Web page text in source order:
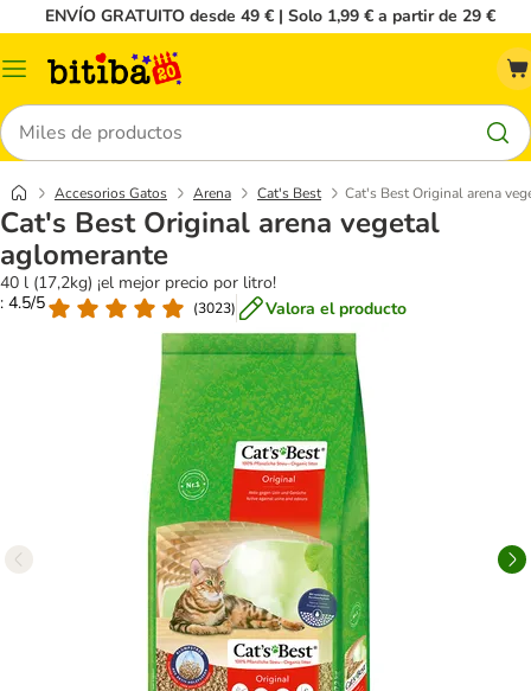
ENVÍO GRATUITO desde 49 € | Solo 1,99 € a partir de 29 €
Menú
Buscar
Accesorios Gatos Arena Cat's Best Cat's Best Original arena
Cat's Best Original arena vegetal
aglomerante
40 l (17,2kg) ¡el mejor precio por litro!
: 4.5/5
(3023) Valora el producto